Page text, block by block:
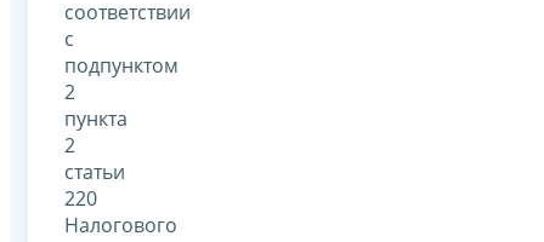
соответствии
с
подпунктом
2
пункта
2
статьи
220
Налогового